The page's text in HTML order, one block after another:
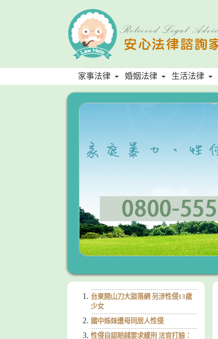
家事法律 婚姻法律 生活法律
台東開山刀大盜落網 另涉性侵13歲
少女
國中姊妹遭母同居人性侵
性侵自認賠錢要求緩刑 法官打臉：